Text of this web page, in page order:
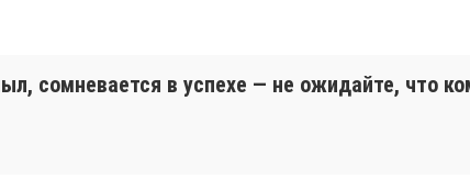
сомневается в успехе — не ожидайте, что